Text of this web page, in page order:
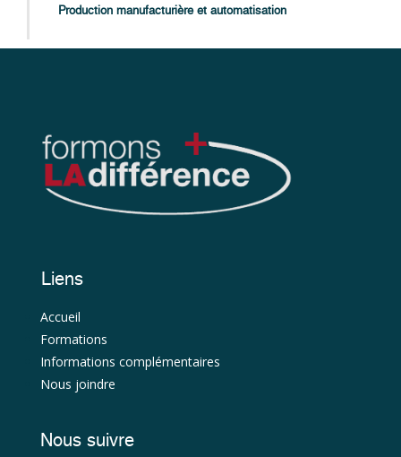
Production manufacturière et automatisation
Liens
Accueil
Formations
Informations complémentaires
Nous joindre
Nous suivre